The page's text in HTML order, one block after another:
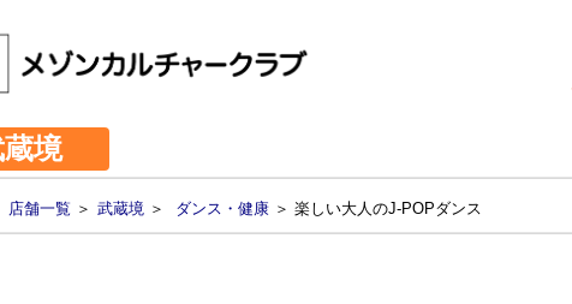
境
店舗一覧 ＞ 武蔵境 ＞ ダンス・健康 ＞ 楽しい大人のJ-POPダンス